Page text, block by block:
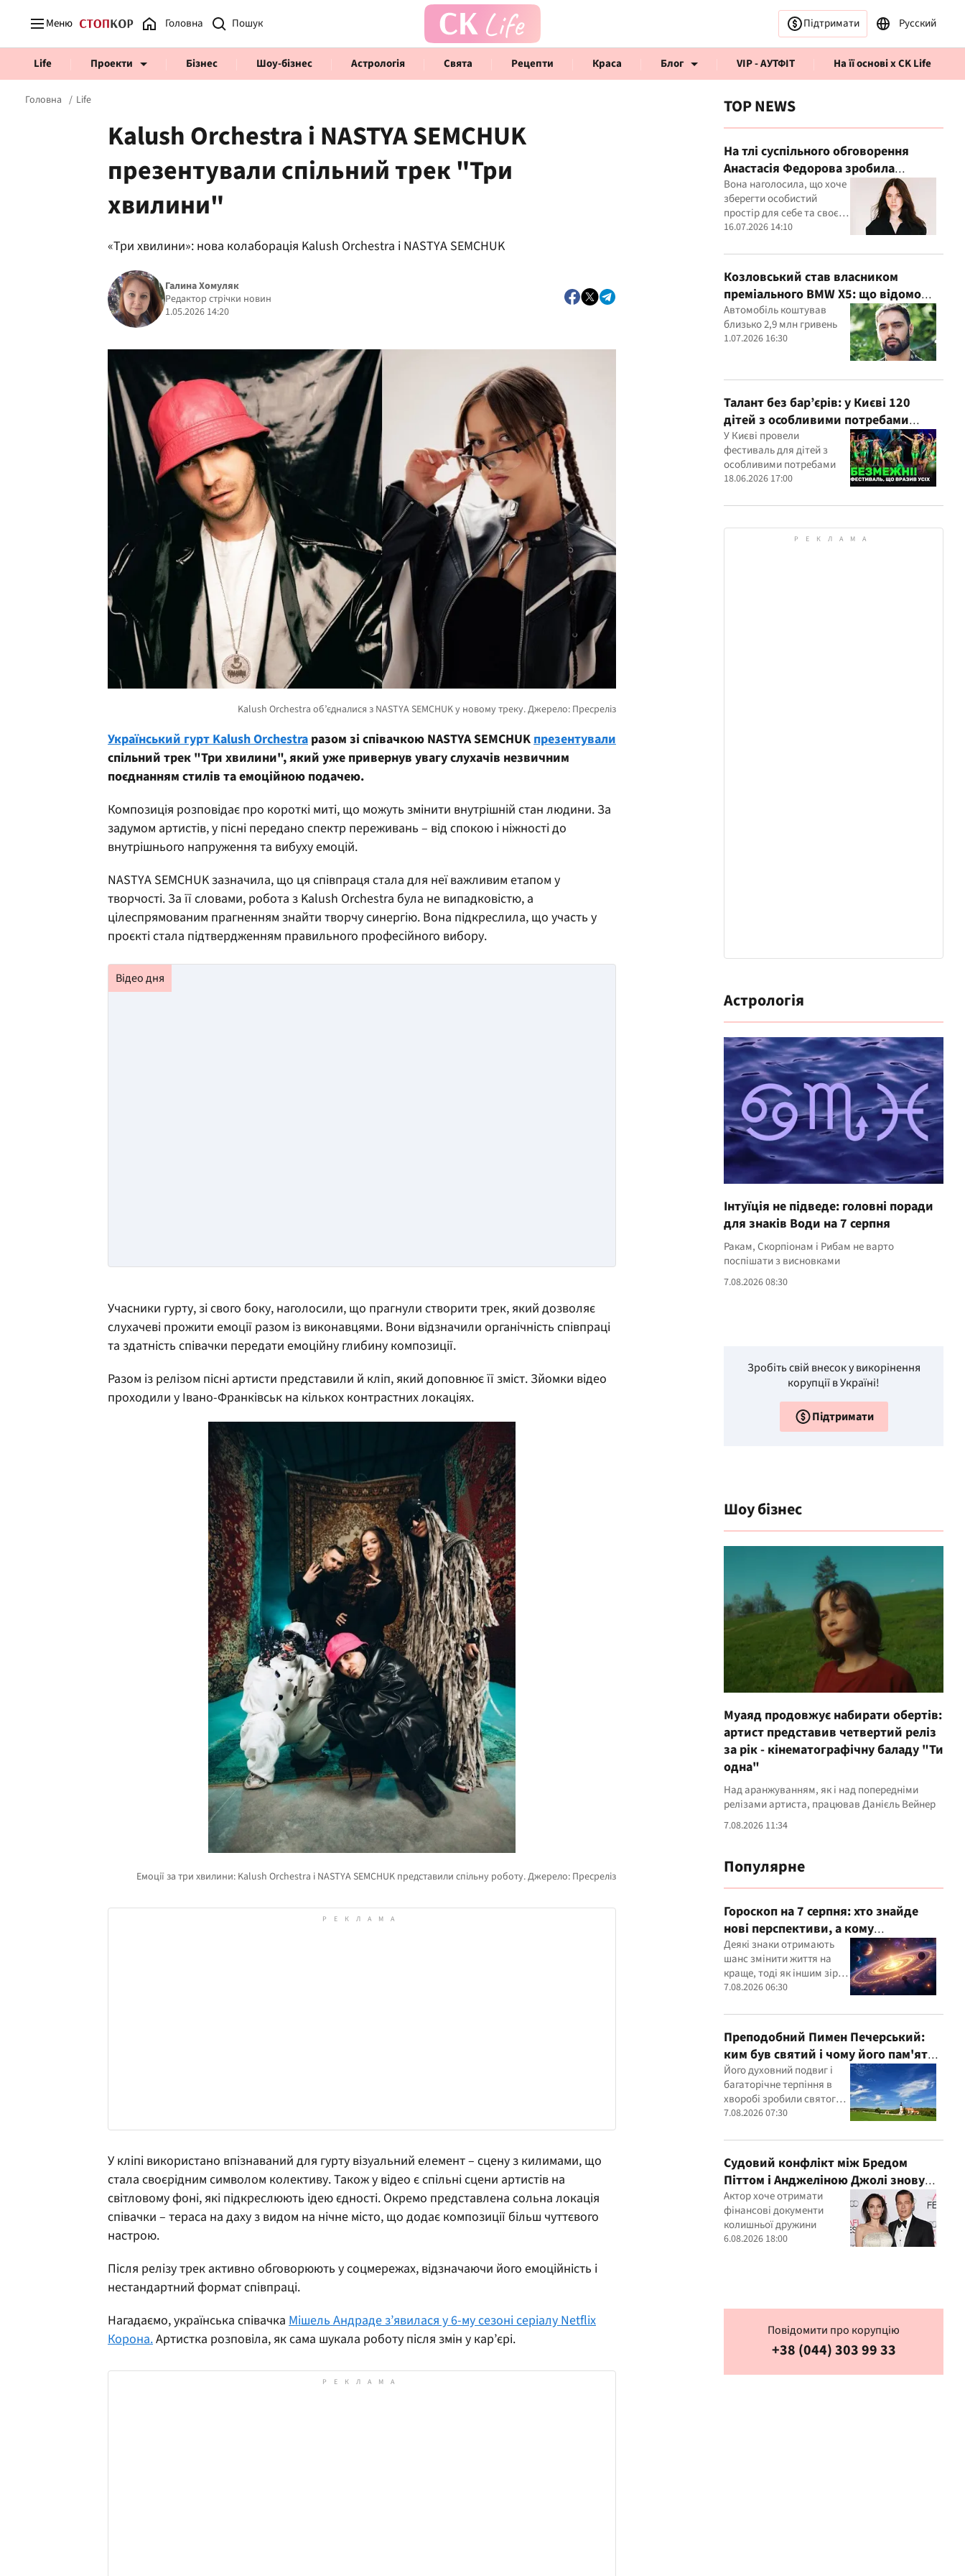
Меню Головна Підтримати Русский
Life Проекти Бізнес Шоу-бізнес Астрологія Свята Рецепти Краса Блог VIP - АУТФІТ На її основі x CK Life
ВІДВЕРТІ Говорять інфлюенсери
Головна Life
Kalush Orchestra і NASTYA SEMCHUK
презентували спільний трек "Три
хвилини"
«Три хвилини»: нова колаборація Kalush Orchestra і NASTYA SEMCHUK
Галина Хомуляк
Редактор стрічки новин
1.05.2026 14:20
Український гурт Kalush Orchestra разом зі співачкою NASTYA SEMCHUK презентували
спільний трек "Три хвилини", який уже привернув увагу слухачів незвичним
поєднанням стилів та емоційною подачею.
Композиція розповідає про короткі миті, що можуть змінити внутрішній стан людини. За
задумом артистів, у пісні передано спектр переживань – від спокою і ніжності до
внутрішнього напруження та вибуху емоцій.
NASTYA SEMCHUK зазначила, що ця співпраця стала для неї важливим етапом у
творчості. За її словами, робота з Kalush Orchestra була не випадковістю, а
цілеспрямованим прагненням знайти творчу синергію. Вона підкреслила, що участь у
проєкті стала підтвердженням правильного професійного вибору.
Учасники гурту, зі свого боку, наголосили, що прагнули створити трек, який дозволяє
слухачеві прожити емоції разом із виконавцями. Вони відзначили органічність співпраці
та здатність співачки передати емоційну глибину композиції.
Разом із релізом пісні артисти представили й кліп, який доповнює її зміст. Зйомки відео
проходили у Івано-Франківськ на кількох контрастних локаціях.
У кліпі використано впізнаваний для гурту візуальний елемент – сцену з килимами, що
стала своєрідним символом колективу. Також у відео є спільні сцени артистів на
світловому фоні, які підкреслюють ідею єдності. Окремо представлена сольна локація
співачки – тераса на даху з видом на нічне місто, що додає композиції більш чуттєвого
настрою.
Після релізу трек активно обговорюють у соцмережах, відзначаючи його емоційність і
нестандартний формат співпраці.
Нагадаємо, українська співачка Мішель Андраде з’явилася у 6-му сезоні серіалу Netflix
Корона.Артистка розповіла, як сама шукала роботу після змін у кар’єрі.
TOP NEWS
На тлі суспільного обговорення
Анастасія Федорова зробила
публічну заяву
Вона наголосила, що хоче
зберегти особистий
простір для себе та своєї
дитини
16.07.2026 14:10
Козловський став власником
преміального BMW X5: що відомо
про покупку
Автомобіль коштував
близько 2,9 млн гривень
1.07.2026 16:30
Талант без бар’єрів: у Києві 120
дітей з особливими потребами
виступили на всеукраїнському
фестивалі
У Києві провели
фестиваль для дітей з
особливими потребами
18.06.2026 17:00
Астрологія
Інтуїція не підведе: головні поради
для знаків Води на 7 серпня
Ракам, Скорпіонам і Рибам не варто
поспішати з висновками
7.08.2026 08:30
Зробіть свій внесок у викорінення
корупції в Україні!
Підтримати
Шоу бізнес
Муаяд продовжує набирати обертів:
артист представив четвертий реліз
за рік - кінематографічну баладу "Ти
одна"
Над аранжуванням, як і над попередніми
релізами артиста, працював Данієль Вейнер
7.08.2026 11:34
Популярне
Гороскоп на 7 серпня: хто знайде
нові перспективи, а кому
доведеться переглянути свої
пріоритети
Деякі знаки отримають
шанс змінити життя на
краще, тоді як іншим зірки
радять не поспішати з
7.08.2026 06:30
Преподобний Пимен Печерський:
ким був святий і чому його пам'ять
вшановують 7 серпня
Його духовний подвиг і
багаторічне терпіння в
хворобі зробили святого
символом незламності
7.08.2026 07:30
Судовий конфлікт між Бредом
Піттом і Анджеліною Джолі знову
загострився
Актор хоче отримати
фінансові документи
колишньої дружини
6.08.2026 18:00
Повідомити про корупцію
+38 (044) 303 99 33